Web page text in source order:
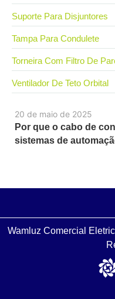
20 de maio de 2025
Por que o cabo de
sistemas de
Suporte Para Disjuntores
Tampa Para Condulete
Torneira Com Filtro De
Ventilador De Teto Orbital
Wamluz Comercial